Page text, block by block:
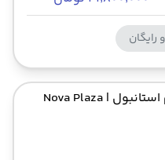
رایگان
| Nova Plaza